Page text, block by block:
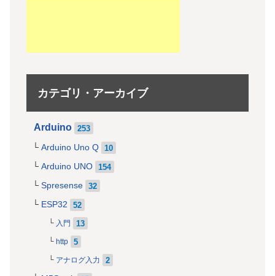
カテゴリ・アーカイブ
Arduino 253
Arduino Uno Q 10
Arduino UNO 154
Spresense 32
ESP32 52
入門 13
http 5
アナログ入力 2